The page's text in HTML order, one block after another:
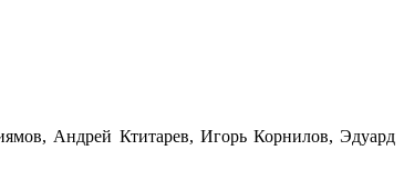
Андрей Ктитарев, Игорь Корнилов, Эдуард